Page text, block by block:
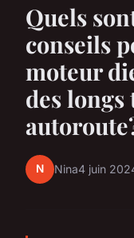
Quels
conseils
moteur
des
N Nina4 juin